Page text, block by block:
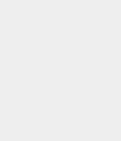
para garantizar
navegas o
afectar la